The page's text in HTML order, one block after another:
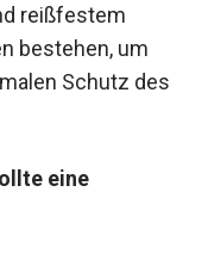
reißfestem
bestehen, um
Schutz des
eine